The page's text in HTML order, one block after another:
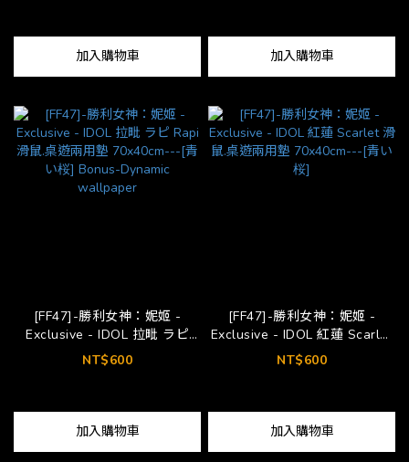
加入購物車 加入購物車
[FF47]-勝利女神：妮姬 -
Exclusive - IDOL 拉毗 ラピ
Rapi 滑鼠.桌遊兩用墊
70x40cm---[青い桜] Bonus-
NT$600
加入購物車
[FF47]-勝利女神：妮姬 -
Exclusive - IDOL 紅蓮 Scarlet
滑鼠.桌遊兩用墊 70x40cm---
[青い桜]
NT$600
加入購物車